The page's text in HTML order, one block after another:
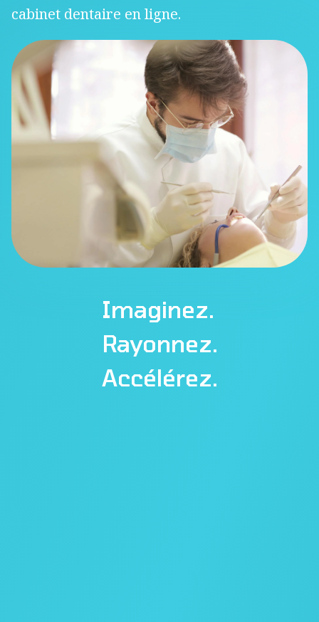
Imaginez.
Rayonnez.
Accélérez.